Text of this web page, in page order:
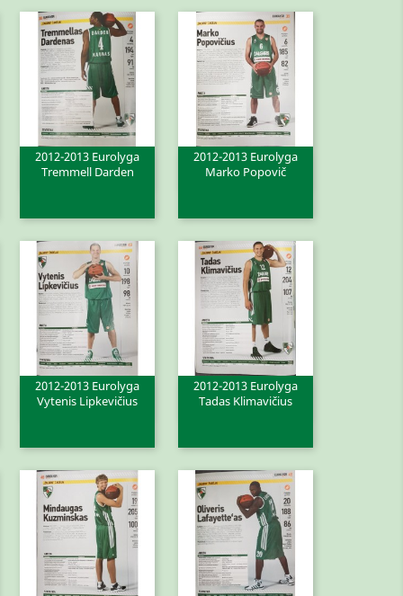
2012-2013 Eurolyga
Tremmell Darden
Greita peržiūra
2012-2013 Eurolyga
Marko Popovič
Greita peržiūra
2012-2013 Eurolyga
Vytenis Lipkevičius
Greita peržiūra
2012-2013 Eurolyga
Tadas Klimavičius
Greita peržiūra